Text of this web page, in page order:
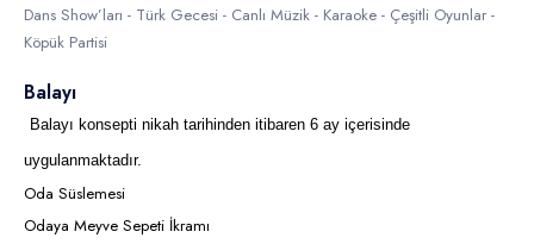
Dans Show’ları - Türk Gecesi - Canlı Müzik - Karaoke - Çeşitli Oyunlar -
Köpük Partisi
Balayı
Balayı konsepti nikah tarihinden itibaren 6 ay içerisinde
uygulanmaktadır.
Oda Süslemesi
Odaya Meyve Sepeti İkramı